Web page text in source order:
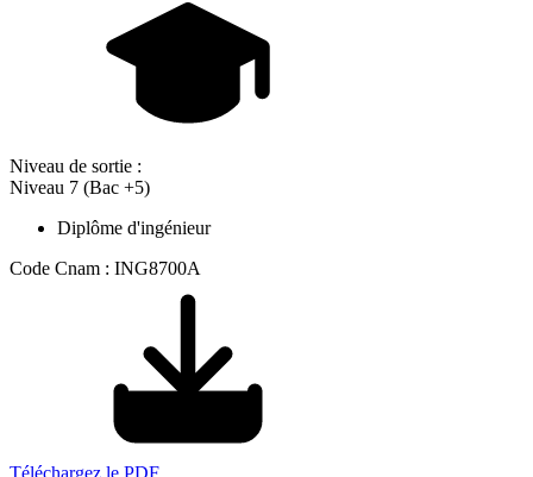
Niveau de sortie :
Niveau 7 (Bac +5)
Diplôme d'ingénieur
Code Cnam : ING8700A